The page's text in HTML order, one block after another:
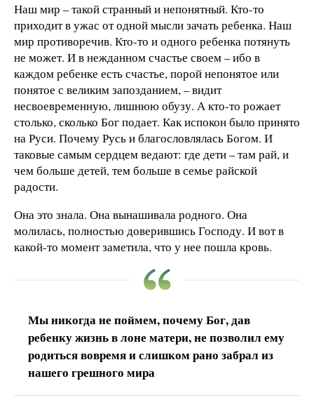
Наш мир – такой странный и непонятный. Кто-то
приходит в ужас от одной мысли зачать ребенка. Наш
мир противоречив. Кто-то и одного ребенка потянуть
не может. И в нежданном счастье своем – ибо в
каждом ребенке есть счастье, порой непонятое или
понятое с великим запозданием, – видит
несвоевременную, лишнюю обузу. А кто-то рожает
столько, сколько Бог подает. Как испокон было принято
на Руси. Почему Русь и благословлялась Богом. И
таковые самым сердцем ведают: где дети – там рай, и
чем больше детей, тем больше в семье райской
радости.
Она это знала. Она вынашивала родного. Она
молилась, полностью доверившись Господу. И вот в
какой-то момент заметила, что у нее пошла кровь.
Мы никогда не поймем, почему Бог, дав
ребенку жизнь в лоне матери, не позволил ему
родиться вовремя и слишком рано забрал из
нашего грешного мира